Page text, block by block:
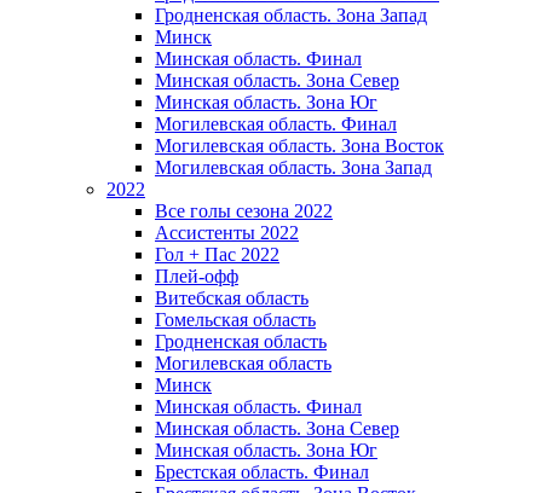
Гродненская область. Зона Запад
Минск
Минская область. Финал
Минская область. Зона Север
Минская область. Зона Юг
Могилевская область. Финал
Могилевская область. Зона Восток
Могилевская область. Зона Запад
2022
Все голы сезона 2022
Ассистенты 2022
Гол + Пас 2022
Плей-офф
Витебская область
Гомельская область
Гродненская область
Могилевская область
Минск
Mинская область. Финал
Минская область. Зона Север
Минская область. Зона Юг
Брестская область. Финал